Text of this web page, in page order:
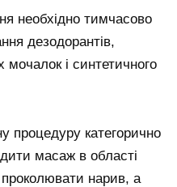
необхідно тимчасово
дезодорантів,
мочалок і синтетичного
процедуру категорично
масаж в області
нарив, а